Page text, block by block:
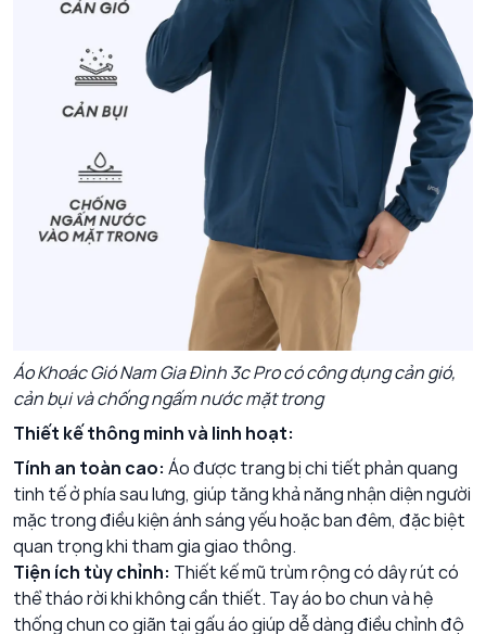
Áo Khoác Gió Nam Gia Đình 3c Procó công dụng cản gió,
cản bụi và chống ngấm nước mặt trong
Thiết kế thông minh và linh hoạt:
Tính an toàn cao: Áo được trang bị chi tiết phản quang
tinh tế ở phía sau lưng, giúp tăng khả năng nhận diện người
mặc trong điều kiện ánh sáng yếu hoặc ban đêm, đặc biệt
quan trọng khi tham gia giao thông.
Tiện ích tùy chỉnh: Thiết kế mũ trùm rộng có dây rút có
thể tháo rời khi không cần thiết. Tay áo bo chun và hệ
thống chun co giãn tại gấu áo giúp dễ dàng điều chỉnh độ